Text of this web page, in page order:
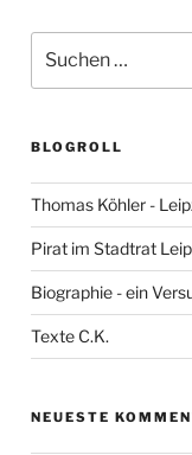
nach:
BLOGROLL
Thomas Köhler -
Pirat im Stadtrat
Biographie - ein
Texte C.K.
NEUESTE